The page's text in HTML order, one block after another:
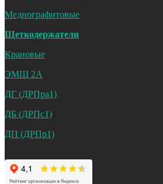
Меднографитовые
Щеткодержатели
Крановые
ЭМЩ 2А
ДГ (ДРПра1)
ДБ (ДРПс1)
ДП (ДРПр1)